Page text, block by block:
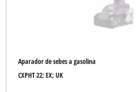
Aparador de sebes a gasolina
CXPHT 22; EX; UK